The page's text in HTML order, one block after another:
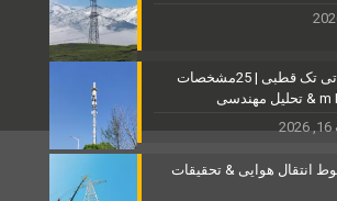
برج آنتن مخابراتی تک قطبی | 25مشخصات
انتقال هوایی & تحقیقات